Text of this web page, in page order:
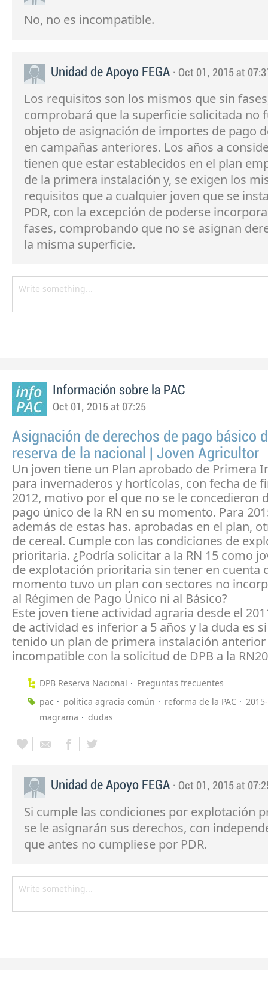
No, no es incompatible.
Unidad de Apoyo FEGA · Oct 01, 2015 at
Los requisitos son los mismos que sin
comprobará que la superficie solicitada no
objeto de asignación de importes de pago
en campañas anteriores. Los años a
tienen que estar establecidos en el plan
de la primera instalación y, se exigen los
requisitos que a cualquier joven que se
PDR, con la excepción de poderse
fases, comprobando que no se asignan
la misma superficie.
Información sobre la PAC
Oct 01, 2015 at 07:25
Asignación de derechos de pago básico
reserva de la nacional | Joven Agricultor
Un joven tiene un Plan aprobado de Primera
para invernaderos y hortícolas, con fecha de
2012, motivo por el que no se le concedieron
pago único de la RN en su momento. Para
además de estas has. aprobadas en el plan,
de cereal. Cumple con las condiciones de
prioritaria. ¿Podría solicitar a la RN 15 como
de explotación prioritaria sin tener en cuenta
momento tuvo un plan con sectores no
al Régimen de Pago Único ni al Básico?
Este joven tiene actividad agraria desde el
de actividad es inferior a 5 años y la duda es
tenido un plan de primera instalación anterior
incompatible con la solicitud de DPB a la
DPB Reserva Nacional
Preguntas frecuentes
pac
politica agracia común reforma de la PAC
magrama
dudas
Unidad de Apoyo FEGA · Oct 01, 2015 at
Si cumple las condiciones por explotación
se le asignarán sus derechos, con
que antes no cumpliese por PDR.